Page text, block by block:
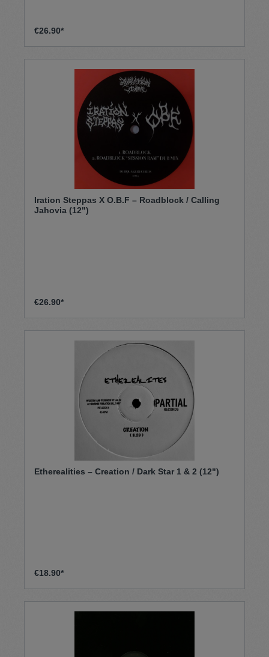
€26.90*
Iration Steppas X O.B.F – Roadblock / Calling
Jahovia (12")
€26.90*
Etherealities – Creation / Dark Star 1 & 2 (12")
€18.90*